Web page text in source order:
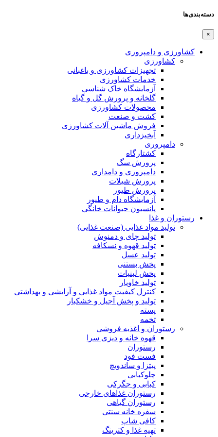
دسته‌بندی‌ها
×
کشاورزی و دامپروری
کشاورزی
تجهیزات کشاورزی و باغبانی
خدمات کشاورزی
آزمایشگاه خاک شناسی
گلخانه و پرورش گل و گیاه
محصولات کشاورزی
کشت و صنعت
فروش ماشین آلات کشاورزی
آبخیزداری
دامپروری
کشتارگاه
پرورش سگ
دامپروری و دامداری
پرورش شیلات
پرورش طیور
آزمایشگاه دام و طیور
پانسیون حیوانات خانگی
رستوران و غذا
تولید مواد غذایی (صنعت غذایی)
تولید چای و دمنوش
تولید قهوه و نسکافه
تولید عسل
پخش بستنی
پخش لبنیات
تولید خاویار
کنترل کیفیت مواد غذایی و آرایشی و بهداشتی
تولید و پخش آجیل و خشکبار
پسته
تخمه
رستوران و اغذیه فروشی
قهوه خانه و دیزی سرا
رستوران
فست فود
پیتزا و ساندویچ
چلوکبابی
کبابی و جگرکی
رستوران غذاهای خارجی
رستوران گیاهی
سفره خانه سنتی
کافی شاپ
تهیه غذا و کترینگ